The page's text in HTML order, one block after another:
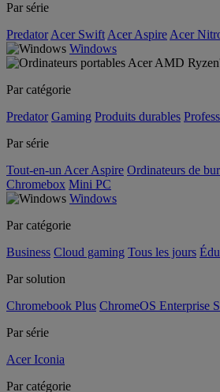
Par série
Predator Acer Swift Acer Aspire Acer
Windows
Par catégorie
Predator Gaming Produits durables
Par série
Tout-en-un Acer Aspire Ordinateurs de
Chromebox Mini PC
Windows
Par catégorie
Business Cloud gaming Tous les jours
Par solution
Chromebook Plus ChromeOS Enterprise
Par série
Acer Iconia
Par catégorie